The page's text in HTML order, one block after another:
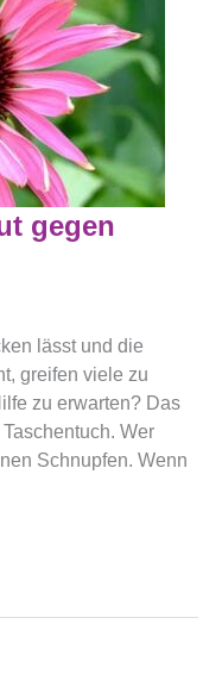
gegen
lässt und die
greifen viele zu
zu erwarten? Das
Wer
Schnupfen. Wenn